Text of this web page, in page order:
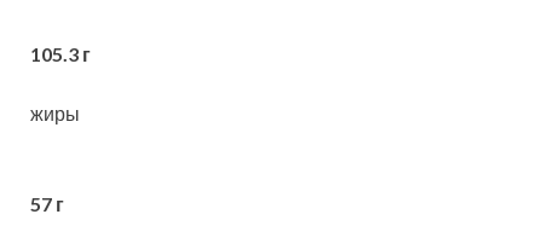
105.3 г
жиры
57 г